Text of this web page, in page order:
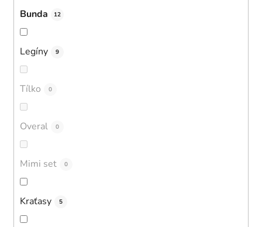
Bunda 12
Legíny 9
Tílko 0
Overal 0
Mimi set 0
Kraťasy 5